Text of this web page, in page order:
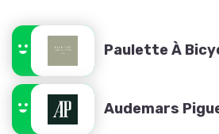
Paulette À
Audemars